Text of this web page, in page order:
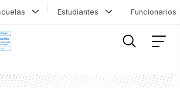
Estudiantes